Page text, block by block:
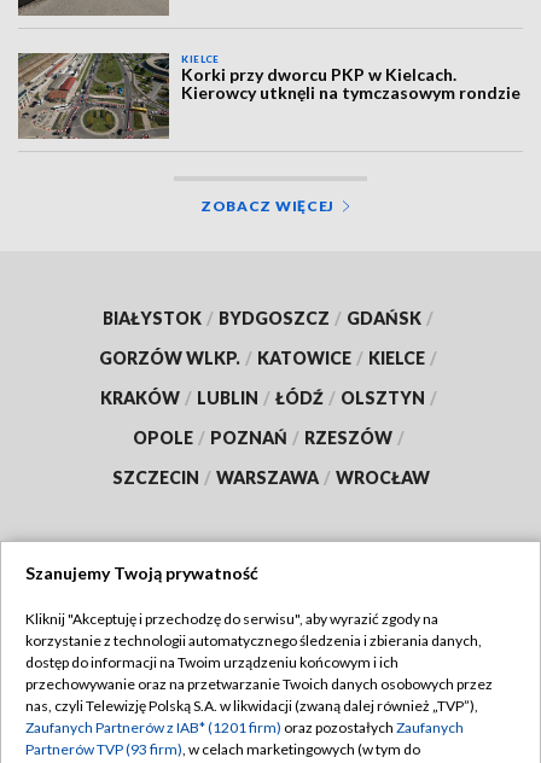
KIELCE
Korki przy dworcu PKP w Kielcach.
Kierowcy utknęli na tymczasowym rondzie
ZOBACZ WIĘCEJ
BIAŁYSTOK / BYDGOSZCZ / GDAŃSK /
GORZÓW WLKP. / KATOWICE / KIELCE /
KRAKÓW / LUBLIN / ŁÓDŹ / OLSZTYN /
OPOLE / POZNAŃ / RZESZÓW /
SZCZECIN / WARSZAWA / WROCŁAW
TVP
Abonament TVP
Emisja w TVP
Regulamin TVP
Polityka prywatności
Szanujemy Twoją prywatność
Kliknij "Akceptuję i przechodzę do serwisu", aby wyrazić zgody na
korzystanie z technologii automatycznego śledzenia i zbierania danych,
dostęp do informacji na Twoim urządzeniu końcowym i ich
przechowywanie oraz na przetwarzanie Twoich danych osobowych przez
nas, czyli Telewizję Polską S.A. w likwidacji (zwaną dalej również „TVP”),
Zaufanych Partnerów z IAB* (1201 firm) oraz pozostałych Zaufanych
Partnerów TVP (93 firm), w celach marketingowych (w tym do